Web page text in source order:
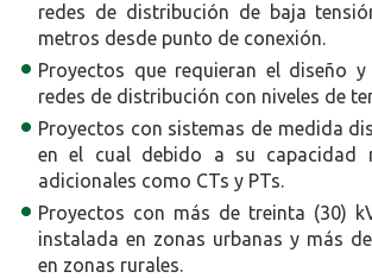
redes de distribución de baja
metros desde punto de conexión.
Proyectos que requieran el diseño
redes de distribución con niveles de
Proyectos con sistemas de medida
en el cual debido a su capacidad
adicionales como CTs y PTs.
Proyectos con más de treinta (30)
instalada en zonas urbanas y más
en zonas rurales.